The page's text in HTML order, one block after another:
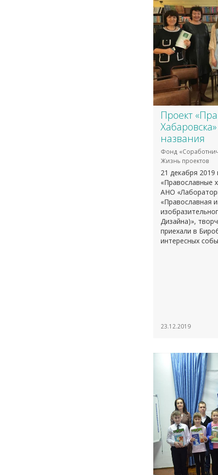
Проект
названия
Фонд
Жизнь проектов
21 декабря 2019
«Православные
АНО
«Православная
Дизайна)»,
приехали в
интересных
23.12.2019